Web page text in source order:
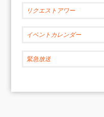
リクエストアワー
イベントカレンダー
緊急放送